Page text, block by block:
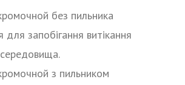
без пильника
для запобігання витікання
з пильником